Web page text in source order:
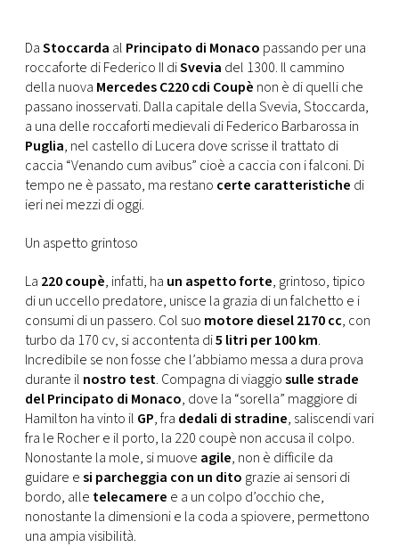
RMC
CONSIGLIA
DaStoccarda al Principato di Monaco passando per una
roccaforte di Federico II diSvevia del 1300. Il cammino
della nuova Mercedes C220 cdi Coupè non è di quelli che
passano inosservati. Dalla capitale della Svevia, Stoccarda,
a una delle roccaforti medievali di Federico Barbarossa in
Puglia, nel castello di Lucera dove scrisse il trattato di
caccia “Venando cum avibus” cioè a caccia con i falconi. Di
tempo ne è passato, ma restano certe caratteristiche di
ieri nei mezzi di oggi.
Un aspetto grintoso
La 220 coupè, infatti, ha un aspetto forte, grintoso, tipico
di un uccello predatore, unisce la grazia di un falchetto e i
consumi di un passero. Col suo motore diesel 2170 cc, con
turbo da 170 cv, si accontenta di5 litri per 100 km.
Incredibile se non fosse che l’abbiamo messa a dura prova
durante il nostro test. Compagna di viaggiosulle strade
del Principato di Monaco, dove la “sorella” maggiore di
Hamilton ha vinto il GP, fra dedali di stradine, saliscendi vari
fra le Rocher e il porto, la 220 coupè non accusa il colpo.
Nonostante la mole, si muove agile, non è difficile da
guidare esi parcheggia con un dito grazie ai sensori di
bordo, alle telecamere e a un colpo d’occhio che,
nonostante la dimensioni e la coda a spiovere, permettono
una ampia visibilità.